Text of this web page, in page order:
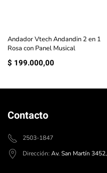
Andador Vtech Andandin 2 en 1
Rosa con Panel Musical
$ 199.000,00
Contacto
2503-1847
Dirección: Av. San Martín